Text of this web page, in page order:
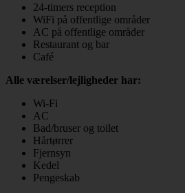
24-timers reception
WiFi på offentlige områder
AC på offentlige områder
Restaurant og bar
Café
Alle værelser/lejligheder har:
Wi-Fi
AC
Bad/bruser og toilet
Hårtørrer
Fjernsyn
Kedel
Pengeskab